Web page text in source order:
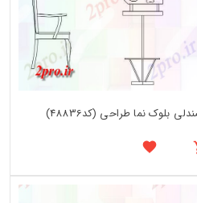
بلوک نما طراحی (کد48836)